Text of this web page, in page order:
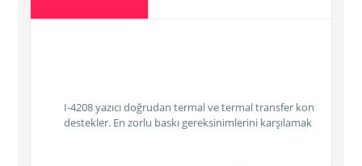
I-4208 yazıcı doğrudan termal ve termal transfer
destekler. En zorlu baskı gereksinimlerini karşılamak için